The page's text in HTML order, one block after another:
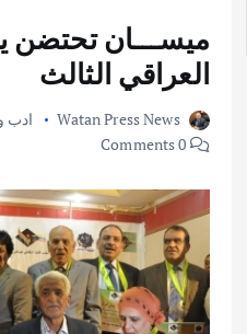
ميســـان تحتضن
العراقي الثالث
Watan Press News ادب